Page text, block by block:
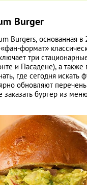
Burger
Burgers, основанная в
формат»
три
и Пасадене), а
где сегодня искать
обновляют
бургер из